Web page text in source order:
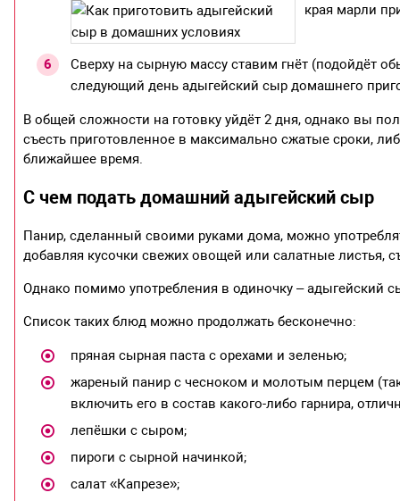
края марли
Сверху на сырную массу ставим гнёт (подойдёт
следующий день адыгейский сыр домашнего
В общей сложности на готовку уйдёт 2 дня, однако вы
съесть приготовленное в максимально сжатые сроки,
ближайшее время.
С чем подать домашний адыгейский сыр
Панир, сделанный своими руками дома, можно
добавляя кусочки свежих овощей или салатные листья,
Однако помимо употребления в одиночку – адыгейский
Список таких блюд можно продолжать бесконечно:
пряная сырная паста с орехами и зеленью;
жареный панир с чесноком и молотым перцем
включить его в состав какого-либо гарнира,
лепёшки с сыром;
пироги с сырной начинкой;
салат «Капрезе»;